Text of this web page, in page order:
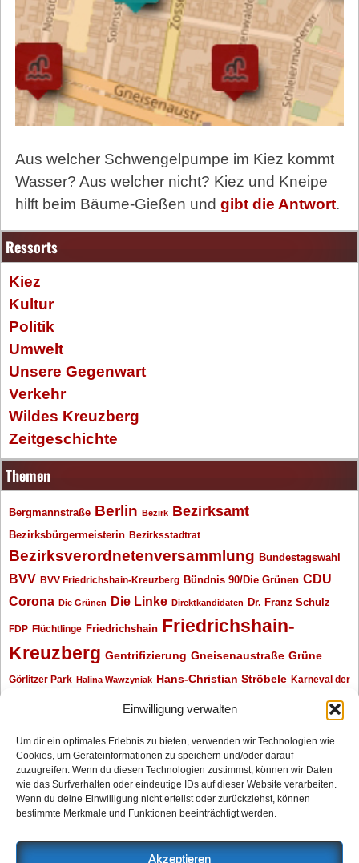
Einwilligung verwalten
Um dir ein optimales Erlebnis zu bieten, verwenden wir Technologien wie
Cookies, um Geräteinformationen zu speichern und/oder darauf
zuzugreifen. Wenn du diesen Technologien zustimmst, können wir Daten
wie das Surfverhalten oder eindeutige IDs auf dieser Website verarbeiten.
Wenn du deine Einwilligung nicht erteilst oder zurückziehst, können
bestimmte Merkmale und Funktionen beeinträchtigt werden.
Akzeptieren
Aus welcher Schwengelpumpe im Kiez kommt
Wasser? Aus welcher nicht? Kiez und Kneipe
hilft beim Bäume-Gießen und gibt die Antwort.
Ressorts
Kiez
Kultur
Politik
Umwelt
Unsere Gegenwart
Verkehr
Wildes Kreuzberg
Zeitgeschichte
Themen
Bergmannstraße Berlin Bezirk Bezirksamt
Bezirksbürgermeisterin Bezirksstadtrat
Bezirksverordnetenversammlung Bundestagswahl
BVV BVV Friedrichshain-Kreuzberg Bündnis 90/Die Grünen CDU
Corona Die Grünen Die Linke Direktkandidaten Dr. Franz Schulz
FDP Flüchtlinge Friedrichshain Friedrichshain-
Kreuzberg Gentrifizierung Gneisenaustraße Grüne
Görlitzer Park Halina Wawzyniak Hans-Christian Ströbele Karneval der
Klaus Wowereit
Neukölln Oliver Nöll Oranienplatz Piraten Piratenpartei Polizeimeldungen
Redaktionsgespräch Senat SPD
Archiv
Archiv